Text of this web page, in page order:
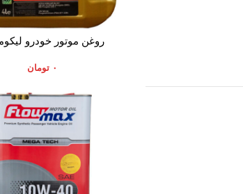
افزودن به سبد خرید
روغن موتور خودرو
۰ تومان